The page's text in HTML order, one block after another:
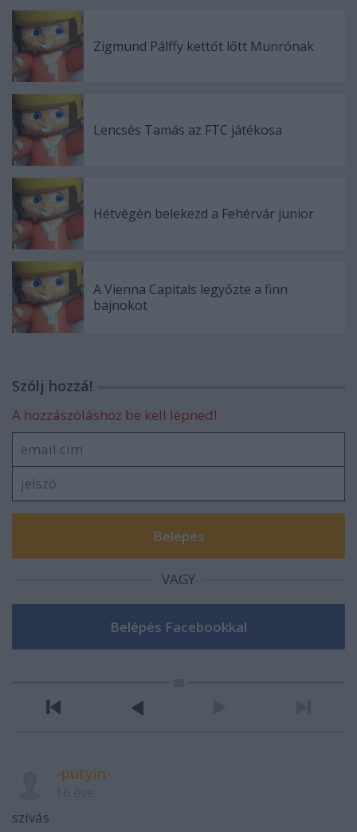
Zigmund Pálffy kettőt lőtt Munrónak
Lencsés Tamás az FTC játékosa
Hétvégén belekezd a Fehérvár junior
A Vienna Capitals legyőzte a finn
bajnokot
Szólj hozzá!
A hozzászóláshoz be kell lépned!
VAGY
-putyin-
szívás